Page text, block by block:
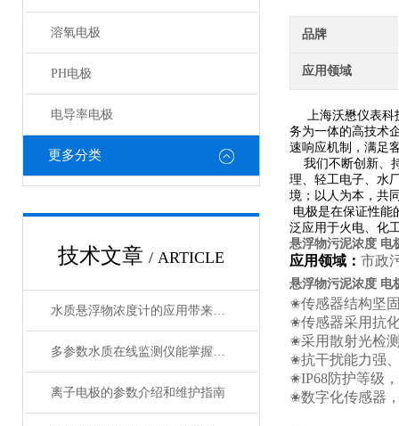
溶氧电极
PH电极
电导率电极
更多分类
技术文章 / ARTICLE
水质悬浮物浓度计的应用带来了诸多好处
多参数水质在线监测仪能掌握水质的实时动态
离子电极的参数介绍和维护指南
品牌
应用领域
上海沃懋仪表科
务为一体的高技术
速响应机制，满足
我们不断创新、
理、轻工电子、水
境；以人为本，共
电极是在保证性能
泛应用于火电、化
悬浮物污泥浓度 电
应用领域： 市政
悬浮物污泥浓度 电
✬传感器结构坚
✬传感器采用抗
✬采用散
✬抗干扰能力强
✬IP68防护等级
✬数字化传感器